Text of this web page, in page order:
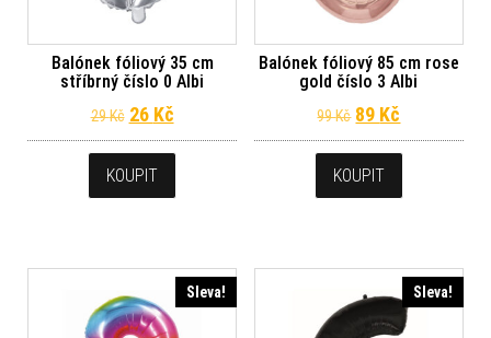
Balónek fóliový 35 cm
stříbrný číslo 0 Albi
29Kč Původní cena byla: 29 Kč.
26 KčAktuální cena je: 26 Kč.
KOUPIT
Balónek fóliový 85 cm rose
gold číslo 3 Albi
99Kč Původní cena
89 Kč
KOUPIT
Sleva! Sleva!